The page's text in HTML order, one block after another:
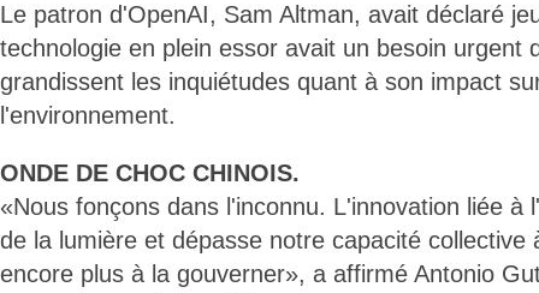
Le patron d'OpenAI, Sam Altman, avait déclaré
technologie en plein essor avait un besoin urgent
grandissent les inquiétudes quant à son impact
l'environnement.
ONDE DE CHOC CHINOIS.
«Nous fonçons dans l'inconnu. L'innovation liée à
de la lumière et dépasse notre capacité collective
encore plus à la gouverner», a affirmé Antonio